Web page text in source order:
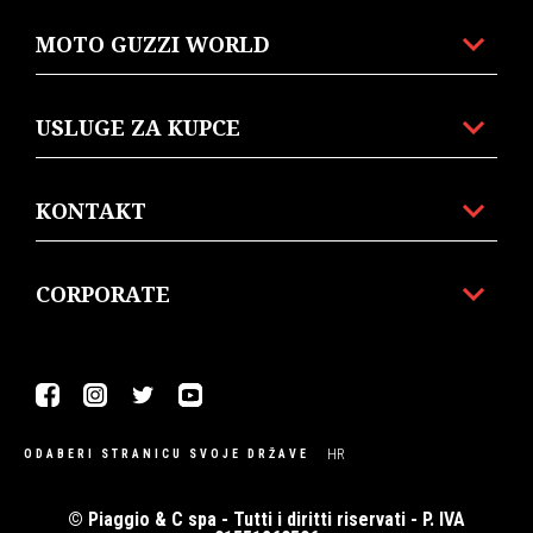
MOTO GUZZI WORLD
USLUGE ZA KUPCE
KONTAKT
CORPORATE
FacebookInstagram
Twitter
ODABERI STRANICU SVOJE DRŽAVE HR
© Piaggio & C spa - Tutti i diritti riservati - P. IVA